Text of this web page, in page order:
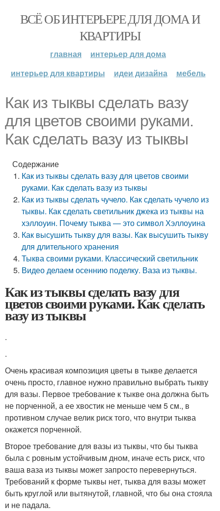
ВСЁ ОБ ИНТЕРЬЕРЕ ДЛЯ ДОМА И
КВАРТИРЫ
главная
интерьер для дома
интерьер для квартиры
идеи дизайна мебель
Как из тыквы сделать вазу
для цветов своими руками.
Как сделать вазу из тыквы
Содержание
Как из тыквы сделать вазу для цветов своими
руками. Как сделать вазу из тыквы
Как из тыквы сделать чучело. Как сделать чучело из
тыквы. Как сделать светильник джека из тыквы на
хэллоуин. Почему тыква — это символ Хэллоуина
Как высушить тыкву для вазы. Как высушить тыкву
для длительного хранения
Тыква своими руками. Классический светильник
Видео делаем осеннию поделку. Ваза из тыквы.
Как из тыквы сделать вазу для
цветов своими руками. Как сделать
вазу из тыквы
.
.
Очень красивая композиция цветы в тыкве делается
очень просто, главное нужно правильно выбрать тыкву
для вазы. Первое требование к тыкве она должна быть
не порченной, а ее хвостик не меньше чем 5 см., в
противном случае велик риск того, что внутри тыква
окажется порченной.
Второе требование для вазы из тыквы, что бы тыква
была с ровным устойчивым дном, иначе есть риск, что
ваша ваза из тыквы может запросто перевернуться.
Требований к форме тыквы нет, тыква для вазы может
быть круглой или вытянутой, главной, что бы она стояла
и не падала.